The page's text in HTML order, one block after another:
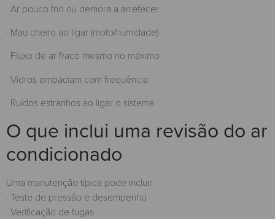
· Ar pouco frio ou demora a arrefecer
· Mau cheiro ao ligar (mofo/humidade)
· Fluxo de ar fraco mesmo no máximo
· Vidros embaciam com frequência
· Ruídos estranhos ao ligar o sistema
O que inclui uma revisão do ar
condicionado
Uma manutenção típica pode incluir:
· Teste de pressão e desempenho
· Verificação de fugas